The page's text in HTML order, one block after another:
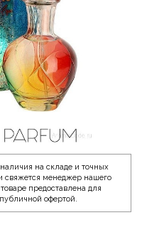
на складе и точных
свяжется менеджер нашего
предоставлена для
офертой.